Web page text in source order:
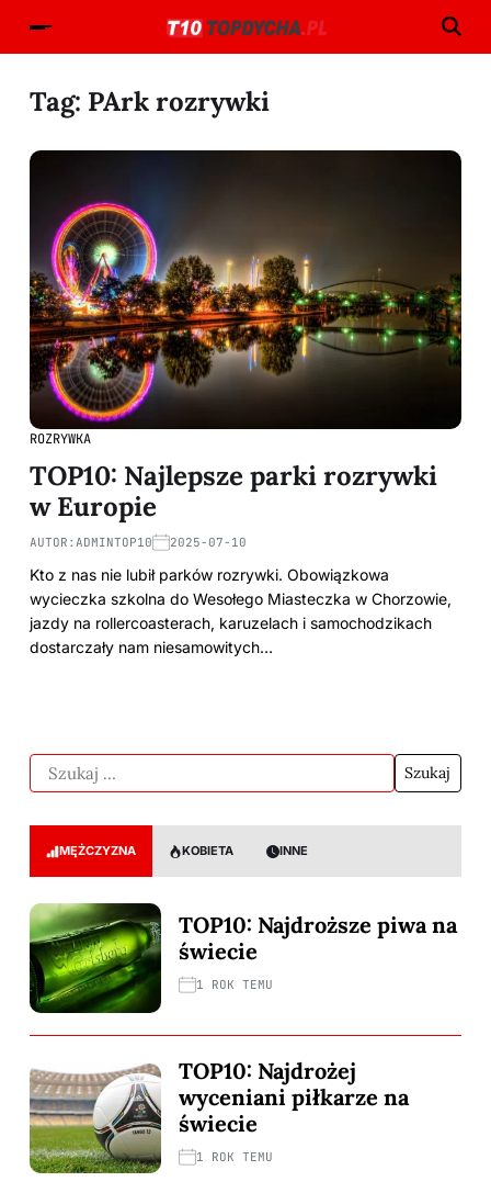
Tag: PArk rozrywki
ROZRYWKA
TOP10: Najlepsze parki rozrywki
w Europie
AUTOR: ADMINTOP10 2025-07-10
Kto z nas nie lubił parków rozrywki. Obowiązkowa
wycieczka szkolna do Wesołego Miasteczka w Chorzowie,
jazdy na rollercoasterach, karuzelach i samochodzikach
dostarczały nam niesamowitych…
MĘŻCZYZNA KOBIETA INNE
TOP10: Najdroższe piwa na
świecie
1 ROK TEMU
TOP10: Najdrożej
wyceniani piłkarze na
świecie
1 ROK TEMU